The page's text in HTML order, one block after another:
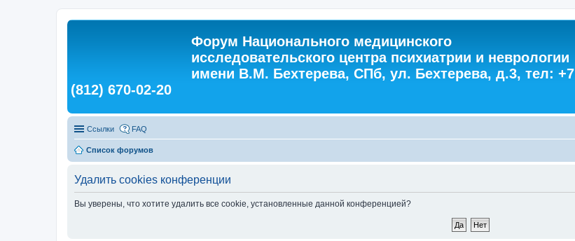
Форум Национального медицинского
исследовательского центра психиатрии и неврологии
имени В.М. Бехтерева, СПб, ул. Бехтерева, д.3, тел: +7
(812) 670-02-20
Ссылки FAQ
Список форумов
Удалить cookies конференции
Вы уверены, что хотите удалить все cookie, установленные данной конференцией?